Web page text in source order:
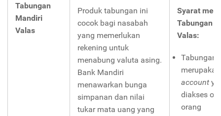
Tabungan
Mandiri
Valas
Produk tabungan ini
cocok bagi nasabah
yang memerlukan
rekening untuk
menabung valuta asing.
Bank Mandiri
menawarkan bunga
simpanan dan nilai
tukar mata uang yang
Syarat
Tabungan
Valas:
Tabungan
merupakan
account
diakses
orang